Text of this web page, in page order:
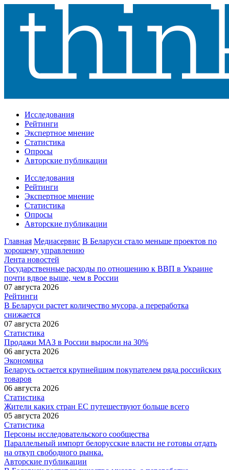
Исследования
Рейтинги
Экспертное мнение
Статистика
Опросы
Авторские публикации
Исследования
Рейтинги
Экспертное мнение
Статистика
Опросы
Авторские публикации
Главная Медиасервис В Беларуси стало меньше проектов по
хорошему управлению
Лента новостей
Государственные расходы по отношению к ВВП в Украине
почти вдвое выше, чем в России
07 августа 2026
Рейтинги
В Беларуси растет количество мусора, а переработка
снижается
07 августа 2026
Статистика
Продажи МАЗ в России выросли на 30%
06 августа 2026
Экономика
Беларусь остается крупнейшим покупателем ряда российских
товаров
06 августа 2026
Статистика
Жители каких стран ЕС путешествуют больше всего
05 августа 2026
Статистика
Персоны исследовательского сообщества
Параллельный импорт белорусские власти не готовы отдать
на откуп свободного рынка.
Авторские публикации